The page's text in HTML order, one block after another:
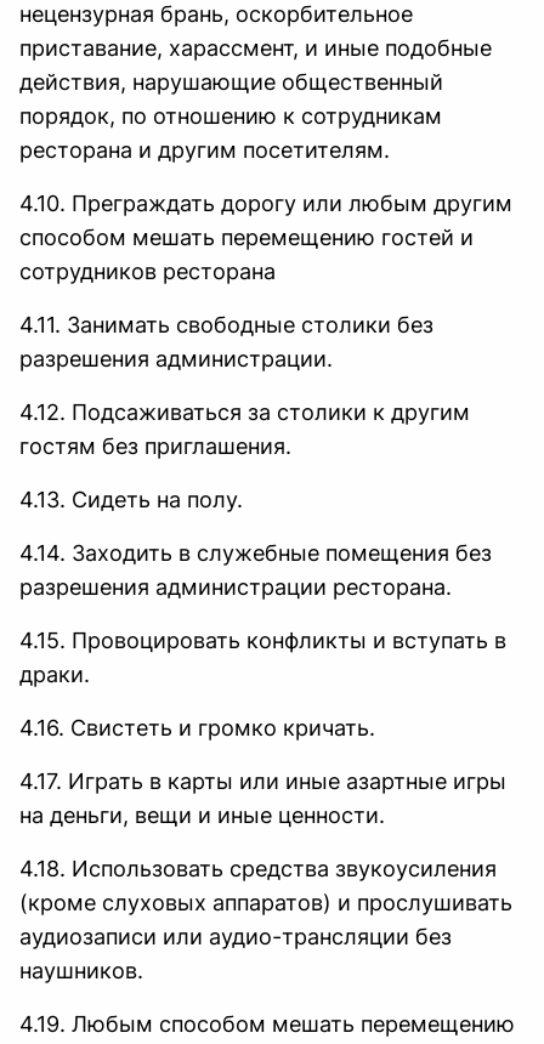
нецензурная брань, оскорбительное
приставание, харассмент, и иные подобные
действия, нарушающие общественный
порядок, по отношению к сотрудникам
ресторана и другим посетителям.
4.10. Преграждать дорогу или любым другим
способом мешать перемещению гостей и
сотрудников ресторана
4.11. Занимать свободные столики без
разрешения администрации.
4.12. Подсаживаться за столики к другим
гостям без приглашения.
4.13. Сидеть на полу.
4.14. Заходить в служебные помещения без
разрешения администрации ресторана.
4.15. Провоцировать конфликты и вступать в
драки.
4.16. Свистеть и громко кричать.
4.17. Играть в карты или иные азартные игры
на деньги, вещи и иные ценности.
4.18. Использовать средства звукоусиления
(кроме слуховых аппаратов) и прослушивать
аудиозаписи или аудио-трансляции без
наушников.
4.19. Любым способом мешать перемещению